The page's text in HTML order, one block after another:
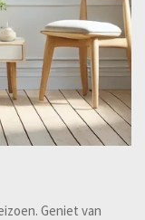
Geniet van